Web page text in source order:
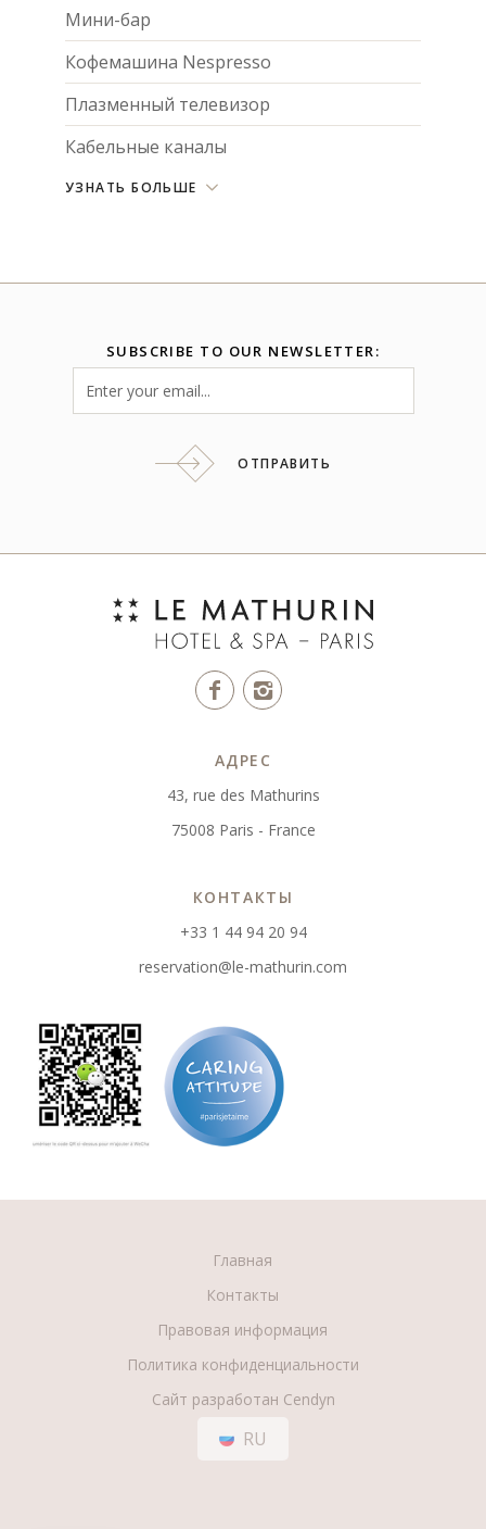
Мини-бар
Кофемашина Nespresso
Плазменный телевизор
Кабельные каналы
УЗНАТЬ БОЛЬШЕ
SUBSCRIBE TO OUR NEWSLETTER:
ОТПРАВИТЬ
АДРЕС
43, rue des Mathurins
75008 Paris - France
КОНТАКТЫ
+33 1 44 94 20 94
reservation@le-mathurin.com
Главная
Контакты
Правовая информация
Политика конфиденциальности
Сайт разработан Cendyn
RU